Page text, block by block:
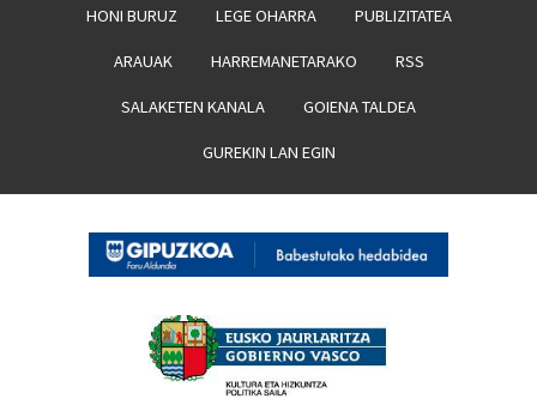
HONI BURUZ LEGE OHARRA PUBLIZITATEA
ARAUAK HARREMANETARAKO RSS
SALAKETEN KANALA GOIENA TALDEA
GUREKIN LAN EGIN